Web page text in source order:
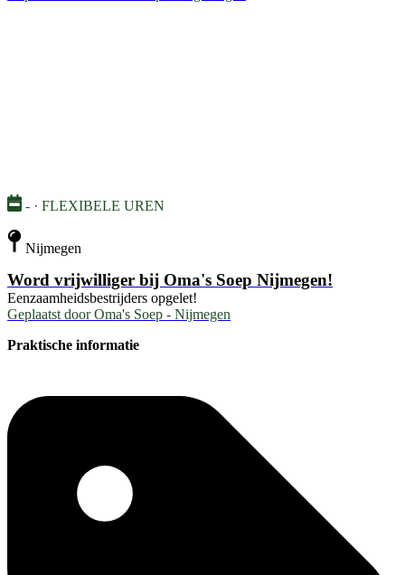
- · FLEXIBELE UREN
Nijmegen
Word vrijwilliger bij Oma's Soep Nijmegen!
Eenzaamheidsbestrijders opgelet!
Geplaatst door Oma's Soep - Nijmegen
Praktische informatie